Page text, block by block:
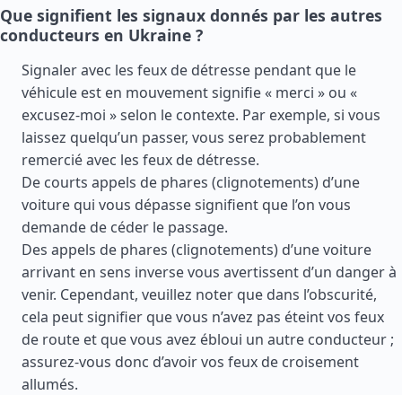
Que signifient les signaux donnés par les autres
conducteurs en Ukraine ?
Signaler avec les feux de détresse pendant que le
véhicule est en mouvement signifie « merci » ou «
excusez-moi » selon le contexte. Par exemple, si vous
laissez quelqu’un passer, vous serez probablement
remercié avec les feux de détresse.
De courts appels de phares (clignotements) d’une
voiture qui vous dépasse signifient que l’on vous
demande de céder le passage.
Des appels de phares (clignotements) d’une voiture
arrivant en sens inverse vous avertissent d’un danger à
venir. Cependant, veuillez noter que dans l’obscurité,
cela peut signifier que vous n’avez pas éteint vos feux
de route et que vous avez ébloui un autre conducteur ;
assurez-vous donc d’avoir vos feux de croisement
allumés.